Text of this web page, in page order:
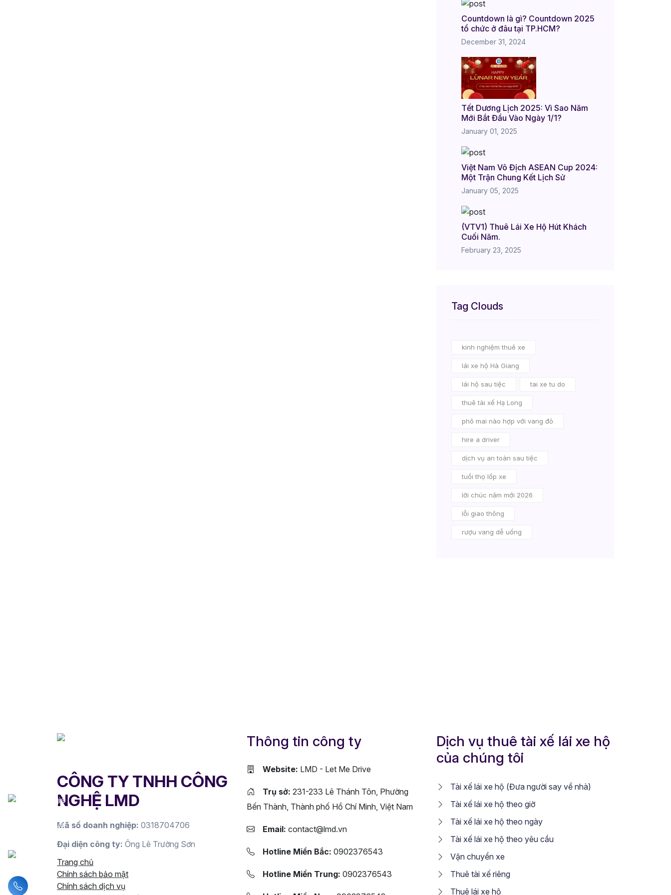
Countdown là gì? Countdown 2025
tổ chức ở đâu tại TP.HCM?
December 31, 2024
Tết Dương Lịch 2025: Vì Sao Năm
Mới Bắt Đầu Vào Ngày 1/1?
January 01, 2025
Việt Nam Vô Địch ASEAN Cup 2024:
Một Trận Chung Kết Lịch Sử
January 05, 2025
(VTV1) Thuê Lái Xe Hộ Hút Khách
Cuối Năm.
February 23, 2025
Tag Clouds
kinh nghiệm thuê xe
lái xe hộ Hà Giang
lái hộ sau tiệc tai xe tu do
thuê tài xế Hạ Long
phô mai nào hợp với vang đỏ
hire a driver
dịch vụ an toàn sau tiệc
tuổi thọ lốp xe
lời chúc năm mới 2026
lỗi giao thông
rượu vang dễ uống
CÔNG TY TNHH CÔNG
NGHỆ LMD
Mã số doanh nghiệp: 0318704706
Đại diện công ty: Ông Lê Trường Sơn
Trang chủ
Chính sách bảo mật
Chính sách dịch vụ
Thông tin công ty
Website: LMD - Let Me Drive
Trụ sở: 231-233 Lê Thánh Tôn, Phường
Bến Thành, Thành phố Hồ Chí Minh, Việt Nam
Email: contact@lmd.vn
Hotline Miền Bắc: 0902376543
Hotline Miền Trung: 0902376543
Dịch vụ thuê tài xế lái xe hộ
của chúng tôi
Tài xế lái xe hộ (Đưa người say về nhà)
Tài xế lái xe hộ theo giờ
Tài xế lái xe hộ theo ngày
Tài xế lái xe hộ theo yêu cầu
Vận chuyển xe
Thuê tài xế riêng
Thuê lái xe hộ
Liên hệ hotline